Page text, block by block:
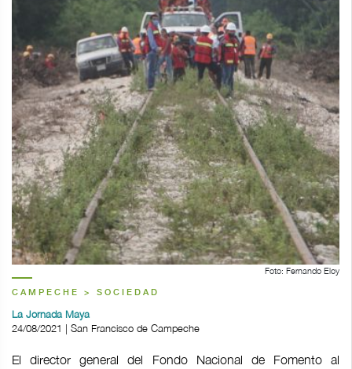
Foto: Fernando Eloy
CAMPECHE > SOCIEDAD
La Jornada Maya
24/08/2021 | San Francisco de Campeche
El director general del Fondo Nacional de Fomento al